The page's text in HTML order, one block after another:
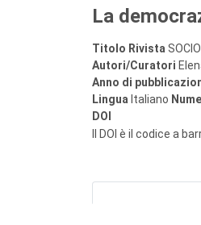
La
Titolo Rivista
Autori/Curatori
Anno di
Lingua Italiano
DOI
Il DOI è il codice a